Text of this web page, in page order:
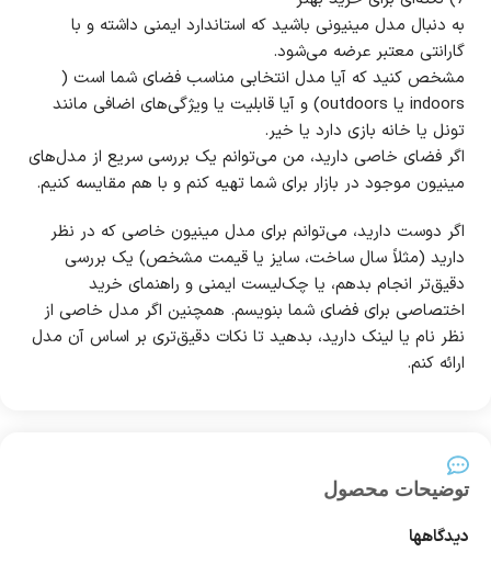
به دنبال مدل مینیونی باشید که استاندارد ایمنی داشته و با
گارانتی معتبر عرضه می‌شود.
مشخص کنید که آیا مدل انتخابی مناسب فضای شما است (
indoors یا outdoors) و آیا قابلیت یا ویژگی‌های اضافی مانند
تونل یا خانه بازی دارد یا خیر.
اگر فضای خاصی دارید، من می‌توانم یک بررسی سریع از مدل‌های
مینیون موجود در بازار برای شما تهیه کنم و با هم مقایسه کنیم.
اگر دوست دارید، می‌توانم برای مدل مینیون خاصی که در نظر
دارید (مثلاً سال ساخت، سایز یا قیمت مشخص) یک بررسی
دقیق‌تر انجام بدهم، یا چک‌لیست ایمنی و راهنمای خرید
اختصاصی برای فضای شما بنویسم. همچنین اگر مدل خاصی از
نظر نام یا لینک دارید، بدهید تا نکات دقیق‌تری بر اساس آن مدل
ارائه کنم.
توضیحات محصول
دیدگاهها